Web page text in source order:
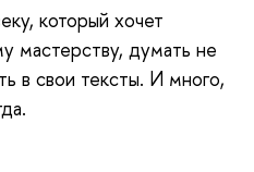
который хочет
мастерству, думать не
в свои тексты. И много,